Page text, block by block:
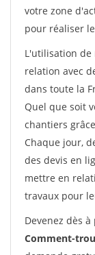
votre zone
pour réaliser
L'utilisation de
relation avec
dans toute la
Quel que soit
chantiers
Chaque jour,
des devis en
mettre en
travaux pour
Devenez dès
Comment-